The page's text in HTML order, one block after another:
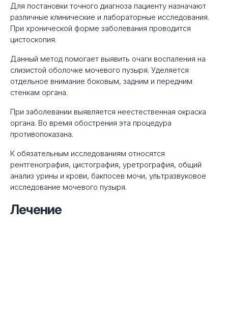
Для постановки точного диагноза пациенту назначают
различные клинические и лабораторные исследования.
При хронической форме заболевания проводится
цистоскопия.
Данный метод помогает выявить очаги воспаления на
слизистой оболочке мочевого пузыря. Уделяется
отдельное внимание боковым, задним и передним
стенкам органа.
При заболевании выявляется неестественная окраска
органа. Во время обострения эта процедура
противопоказана.
К обязательным исследованиям относятся
рентгенография, цистография, уретрография, общий
анализ урины и крови, бакпосев мочи, ультразвуковое
исследование мочевого пузыря.
Лечение